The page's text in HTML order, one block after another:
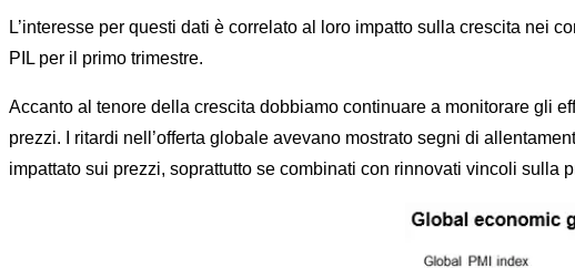
L’interesse per questi dati è correlato al loro impatto sulla crescita nei
PIL per il primo trimestre.
Accanto al tenore della crescita dobbiamo continuare a monitorare gli
prezzi. I ritardi nell’offerta globale avevano mostrato segni di
impattato sui prezzi, soprattutto se combinati con rinnovati vincoli sulla